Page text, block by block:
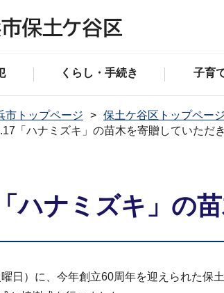
くらし・手続き 子育
市トップページ 保土ケ谷区トップページ
「ハナミズキ」の苗木を寄贈していただ
ハナミズキ」の
日）に、今年創立60周年を迎えられた保